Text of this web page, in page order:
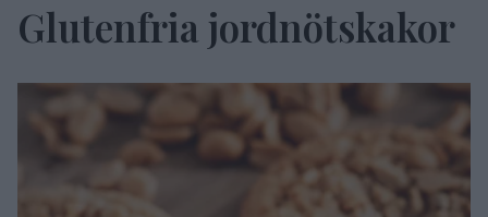
Glutenfria jordnötskakor